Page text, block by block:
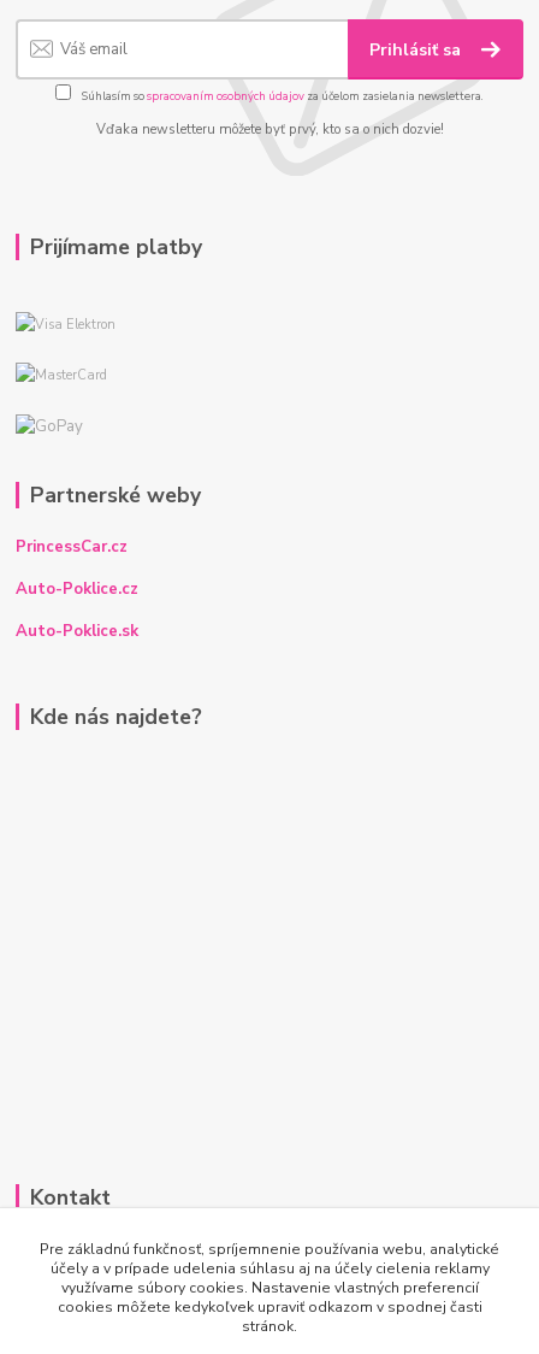
Prihlásiť sa
Súhlasím sospracovaním osobných údajov za účelom zasielania newslettera.
Vďaka newsletteru môžete byť prvý, kto sa o nich dozvie!
Prijímame platby
Partnerské weby
PrincessCar.cz
Auto-Poklice.cz
Auto-Poklice.sk
Kde nás najdete?
Kontakt
Po-Pi 7:00 - 15:30
info@princesscar.sk
Pre základnú funkčnosť, spríjemnenie používania webu, analytické
účely a v prípade udelenia súhlasu aj na účely cielenia reklamy
využívame súbory cookies. Nastavenie vlastných preferencií
cookies môžete kedykoľvek upraviť odkazom v spodnej časti
stránok.